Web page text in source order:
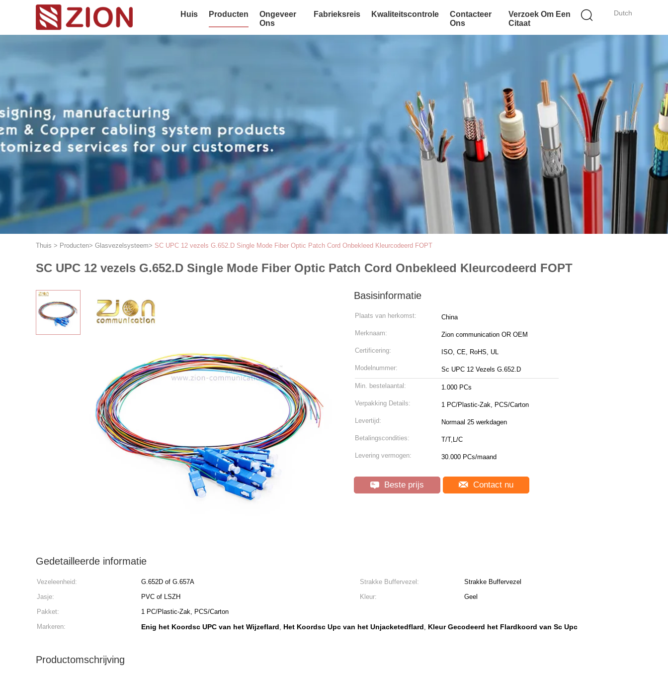
Dutch
Huis Producten
Ongeveer
Ons
Fabrieksreis Kwaliteitscontrole
Contacteer
Ons
Verzoek Om Een
Citaat
Thuis > Producten> Glasvezelsysteem> SC UPC 12 vezels G.652.D Single Mode Fiber Optic Patch Cord Onbekleed Kleurcodeerd FOPT
SC UPC 12 vezels G.652.D Single Mode Fiber Optic Patch Cord Onbekleed Kleurcodeerd FOPT
Basisinformatie
Plaats van herkomst: China
Merknaam: Zion communication OR OEM
Certificering: ISO, CE, RoHS, UL
Modelnummer: Sc UPC 12 Vezels G.652.D
Min. bestelaantal: 1.000 PCs
Verpakking Details: 1 PC/Plastic-Zak, PCS/Carton
Levertijd: Normaal 25 werkdagen
Betalingscondities: T/T,L/C
Levering vermogen: 30.000 PCs/maand
Beste prijs Contact nu
Gedetailleerde informatie
Vezeleenheid: G.652D of G.657A Strakke Buffervezel:
Strakke Buffervezel
Jasje:
PVC of LSZH Kleur:
Geel
Pakket:
1 PC/Plastic-Zak, PCS/Carton
Markeren:
Enig het Koordsc UPC van het Wijzeflard, Het Koordsc Upc van het Unjacketedflard, Kleur Gecodeerd het Flardkoord van Sc Upc
Productomschrijving